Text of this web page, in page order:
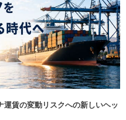
賃の変動リスクへの新しいヘッ